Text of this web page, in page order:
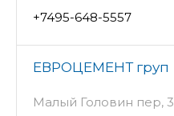
+7495-648-5557
ЕВРОЦЕМЕНТ груп
Малый Головин пер, 3